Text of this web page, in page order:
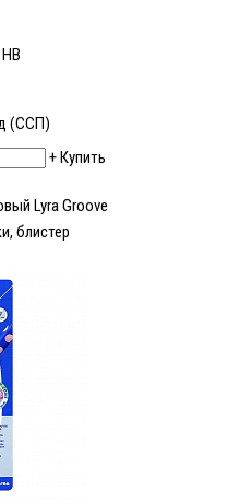
(ССП)
+Купить
Lyra Groove
блистер